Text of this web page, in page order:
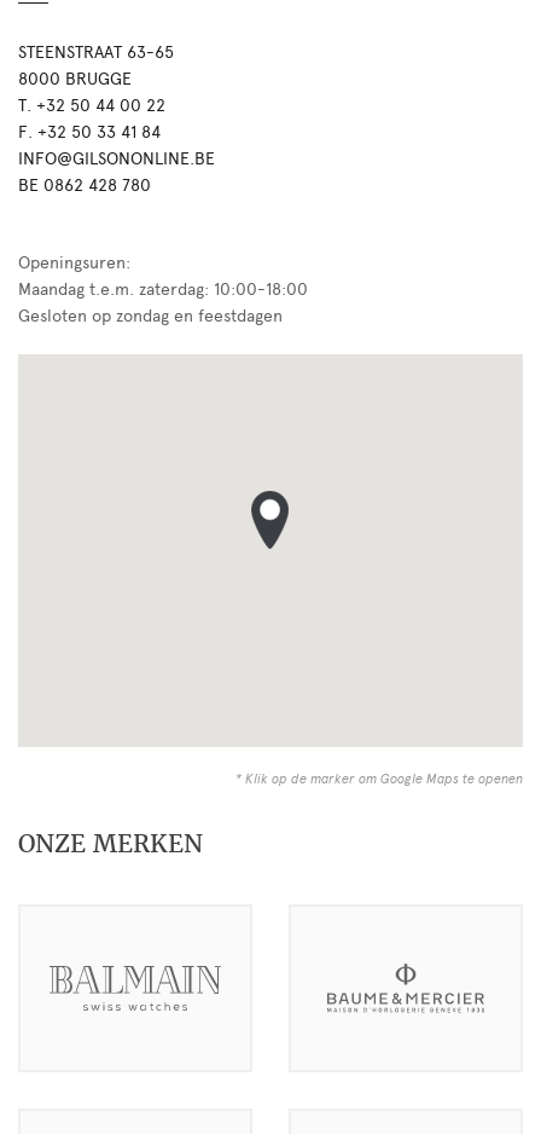
STEENSTRAAT 63-65
8000 BRUGGE
T. +32 50 44 00 22
F. +32 50 33 41 84
INFO@GILSONONLINE.BE
BE 0862 428 780
Openingsuren:
Maandag t.e.m. zaterdag: 10:00-18:00
Gesloten op zondag en feestdagen
* Klik op de marker om Google Maps te openen
ONZE MERKEN